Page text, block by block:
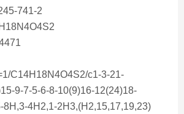
741-2
C14H18N4O4S2/c1-3-21-
9-7-5-6-8-10(9)16-12(24)18-
8H,3-4H2,1-2H3,(H2,15,17,19,23)